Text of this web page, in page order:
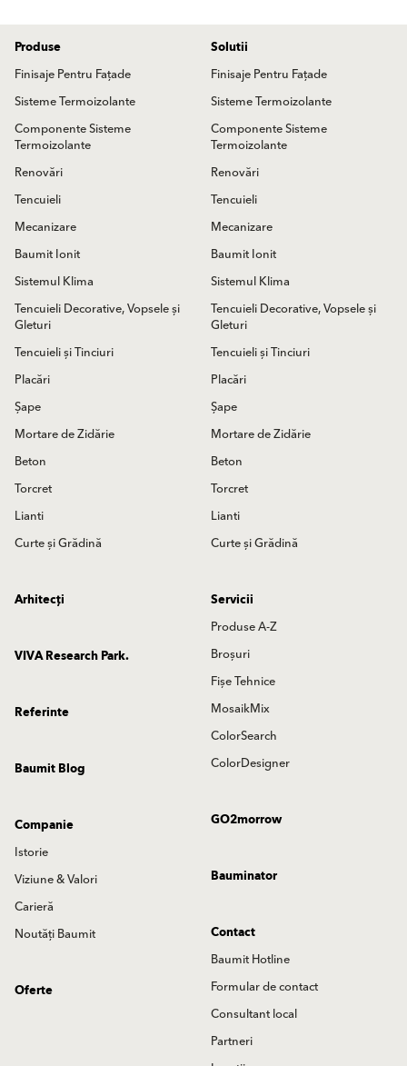
Produse
Finisaje Pentru Fațade
Sisteme Termoizolante
Componente Sisteme
Termoizolante
Renovări
Tencuieli
Mecanizare
Baumit Ionit
Sistemul Klima
Tencuieli Decorative, Vopsele și
Gleturi
Tencuieli și Tinciuri
Placări
Șape
Mortare de Zidărie
Beton
Torcret
Lianti
Curte și Grădină
Solutii
Finisaje Pentru Fațade
Sisteme Termoizolante
Componente Sisteme
Termoizolante
Renovări
Tencuieli
Mecanizare
Baumit Ionit
Sistemul Klima
Tencuieli Decorative, Vopsele și
Gleturi
Tencuieli și Tinciuri
Placări
Șape
Mortare de Zidărie
Beton
Torcret
Lianti
Curte și Grădină
Arhitecți
Servicii
Produse A-Z
Broșuri
Fișe Tehnice
MosaikMix
ColorSearch
ColorDesigner
VIVA Research Park.
Referinte
Baumit Blog
GO2morrow
Companie
Istorie
Viziune & Valori
Carieră
Noutăți Baumit
Bauminator
Contact
Baumit Hotline
Formular de contact
Consultant local
Partneri
Oferte